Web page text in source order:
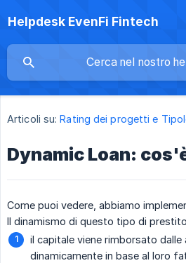
Helpdesk EvenFi Fintech
Articoli su: Rating dei progetti e
Dynamic Loan:
Come puoi vedere, abbiamo
Il dinamismo di questo tipo di
il capitale viene rimborsato dalle
dinamicamente in base al loro